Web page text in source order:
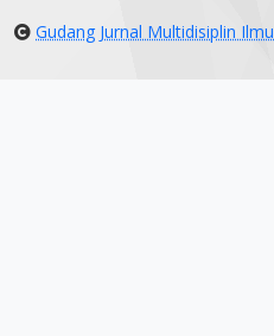
Gudang Jurnal Multidisiplin Ilmu